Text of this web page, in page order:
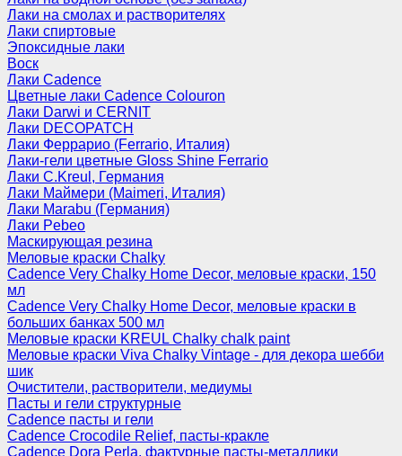
Лаки на смолах и растворителях
Лаки спиртовые
Эпоксидные лаки
Воск
Лаки Cadence
Цветные лаки Cadence Colouron
Лаки Darwi и CERNIT
Лаки DECOPATCH
Лаки Феррарио (Ferrario, Италия)
Лаки-гели цветные Gloss Shine Ferrario
Лаки C.Kreul, Германия
Лаки Маймери (Maimeri, Италия)
Лаки Marabu (Германия)
Лаки Pebeo
Маскирующая резина
Меловые краски Chalky
Cadence Very Chalky Home Decor, меловые краски, 150
мл
Cadence Very Chalky Home Decor, меловые краски в
больших банках 500 мл
Меловые краски KREUL Chalky chalk paint
Меловые краски Viva Chalky Vintage - для декора шебби
шик
Очистители, растворители, медиумы
Пасты и гели структурные
Cadence пасты и гели
Cadence Crocodile Relief, пасты-кракле
Cadence Dora Perla, фактурные пасты-металлики